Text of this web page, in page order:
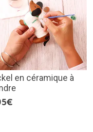
en céramique à